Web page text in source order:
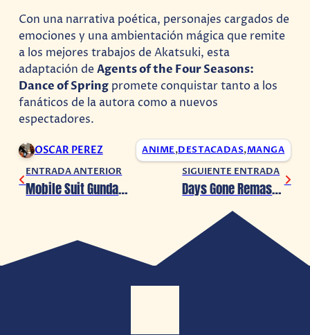
Con una narrativa poética, personajes cargados de
emociones y una ambientación mágica que remite
a los mejores trabajos de Akatsuki, esta
adaptación deAgents of the Four Seasons:
Dance of Spring promete conquistar tanto a los
fanáticos de la autora como a nuevos
espectadores.
OSCAR PEREZ ANIME,DESTACADAS,MANGA
ENTRADA ANTERIOR
Mobile Suit Gundam SEED: Battle Destiny Remastered lanza nuevo tráiler
SIGUIENTE ENTRADA
Days Gone Remastered presenta el Ataque de la Horda